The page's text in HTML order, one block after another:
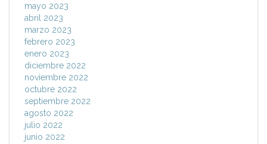
mayo 2023
abril 2023
marzo 2023
febrero 2023
enero 2023
diciembre 2022
noviembre 2022
octubre 2022
septiembre 2022
agosto 2022
julio 2022
junio 2022